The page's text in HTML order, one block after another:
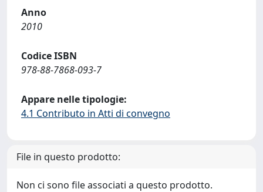
Anno
2010
Codice ISBN
978-88-7868-093-7
Appare nelle tipologie:
4.1 Contributo in Atti di convegno
File in questo prodotto:
Non ci sono file associati a questo prodotto.